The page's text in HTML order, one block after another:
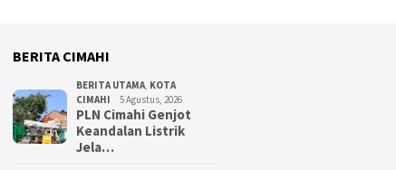
BERITA CIMAHI
BERITA UTAMA KOTA
CIMAHI
5 Agustus, 2026
PLN Cimahi Genjot
Keandalan Listrik
Jela…